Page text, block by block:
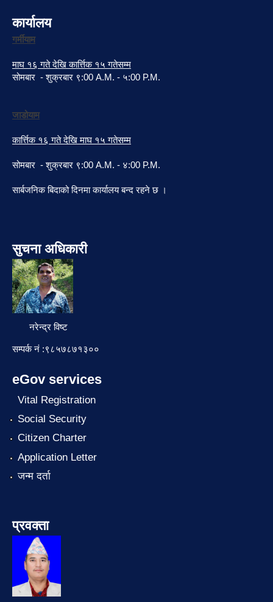
कार्यालय
गर्मीयाम
माघ १६ गते देखि कार्त्तिक १५ गतेसम्म
सोमबार - शुक्रबार ९:00 A.M. - ५:00 P.M.
जाडोयाम
कार्त्तिक १६ गते देखि माघ १५ गतेसम्म
सोमबार - शुक्रबार ९:00 A.M. - ४:00 P.M.
सार्बजनिक बिदाको दिनमा कार्यालय बन्द रहने छ ।
सुचना अधिकारी
नरेन्द्र विष्ट
सम्पर्क नं :९८५७८७१३००
eGov services
Vital Registration
Social Security
Citizen Charter
Application Letter
जन्म दर्ता
प्रवक्ता